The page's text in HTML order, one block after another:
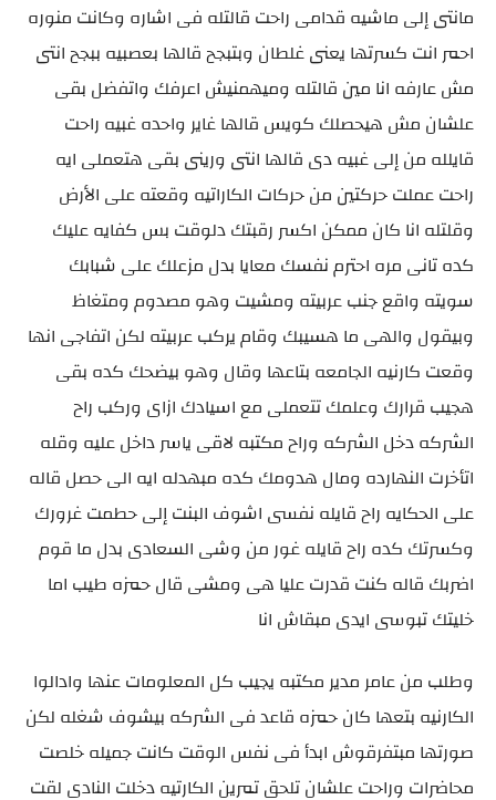
مانتى إلى ماشيه قدامى راحت قالتله فى اشاره وكانت منوره
احمر انت كسرتها يعنى غلطان وبتبجح قالها بعصبيه ببجح انتى
مش عارفه انا مين قالتله وميهمنيش اعرفك واتفضل بقى
علشان مش هيحصلك كويس قالها غاير واحده غبيه راحت
قايلله من إلى غبيه دى قالها انتى ورينى بقى هتعملى ايه
راحت عملت حركتين من حركات الكاراتيه وقعته على الأرض
وقلتله انا كان ممكن اكسر رقبتك دلوقت بس كفايه عليك
كده تانى مره احترم نفسك معايا بدل مزعلك على شبابك
سويته واقع جنب عربيته ومشيت وهو مصدوم ومتغاظ
وبيقول والهى ما هسيبك وقام يركب عربيته لكن اتفاجى انها
وقعت كارنيه الجامعه بتاعها وقال وهو بيضحك كده بقى
هجيب قرارك وعلمك تتعملى مع اسيادك ازاى وركب راح
الشركه دخل الشركه وراح مكتبه لاقى ياسر داخل عليه وقله
اتأخرت النهارده ومال هدومك كده مبهدله ايه الى حصل قاله
على الحكايه راح قايله نفسى اشوف البنت إلى حطمت غرورك
وكسرتك كده راح قايله غور من وشى السعادى بدل ما قوم
اضربك قاله كنت قدرت عليا هى ومشى قال حمزه طيب اما
خليتك تبوسى ايدى مبقاش انا
وطلب من عامر مدير مكتبه يجيب كل المعلومات عنها وادالوا
الكارنيه بتعها كان حمزه قاعد فى الشركه بيشوف شغله لكن
صورتها مبتفرقوش ابدأ فى نفس الوقت كانت جميله خلصت
محاضرات وراحت علشان تلحق تمرين الكارتيه دخلت النادى لقت